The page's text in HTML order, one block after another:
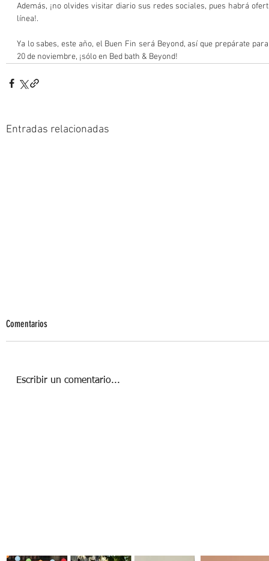
Además, ¡no olvides visitar diario sus redes sociales, pues habrá
línea!.
Ya lo sabes, este año, el Buen Fin será Beyond, así que prepárate
20 de noviembre, ¡sólo en Bed bath & Beyond!
Entradas relacionadas
Comentarios
Escribir un comentario...